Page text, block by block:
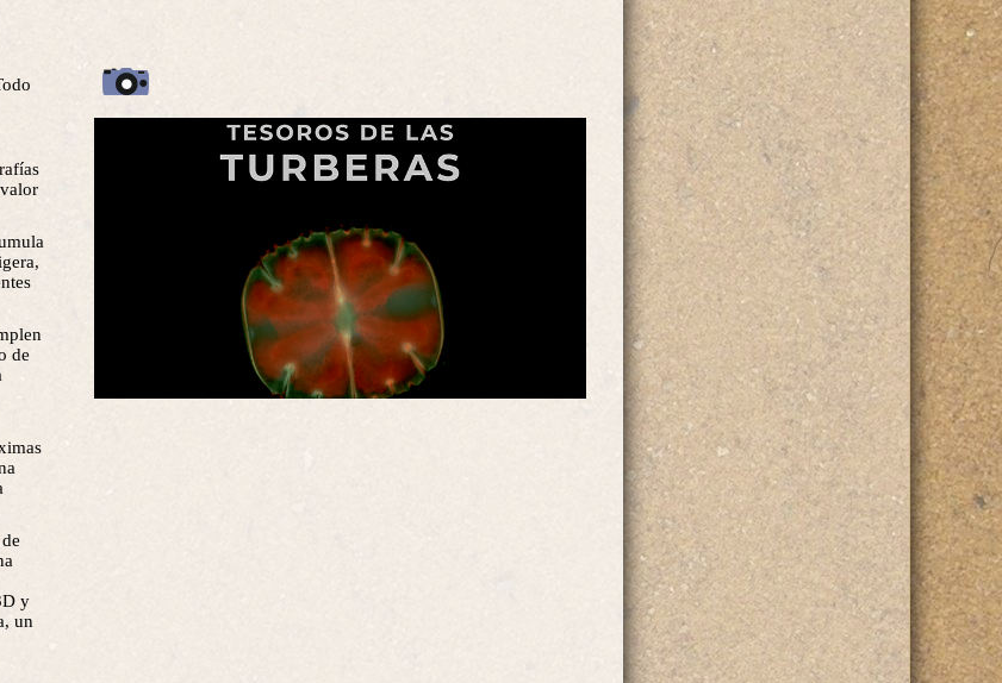
de
y
un